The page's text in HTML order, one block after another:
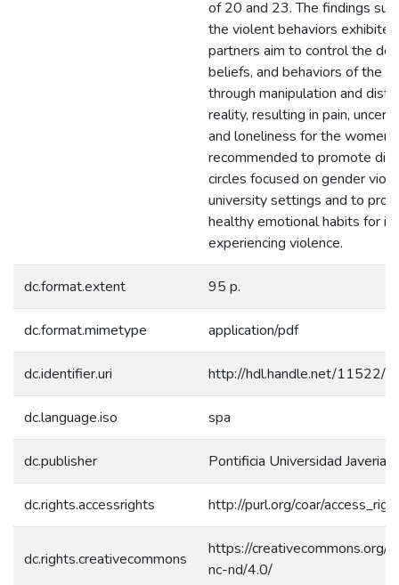
of 20 and 23. The findings
the violent behaviors
partners aim to control the
beliefs, and behaviors of the
through manipulation and
reality, resulting in pain,
and loneliness for the women.
recommended to promote
circles focused on gender
university settings and to
healthy emotional habits for
experiencing violence.
dc.format.extent 95 p.
dc.format.mimetype application/pdf
dc.identifier.uri http://hdl.handle.net/11522/
dc.language.iso spa
dc.publisher Pontificia Universidad
dc.rights.accessrights http://purl.org/coar/
dc.rights.creativecommons
https://creativecommons.org/
nc-nd/4.0/